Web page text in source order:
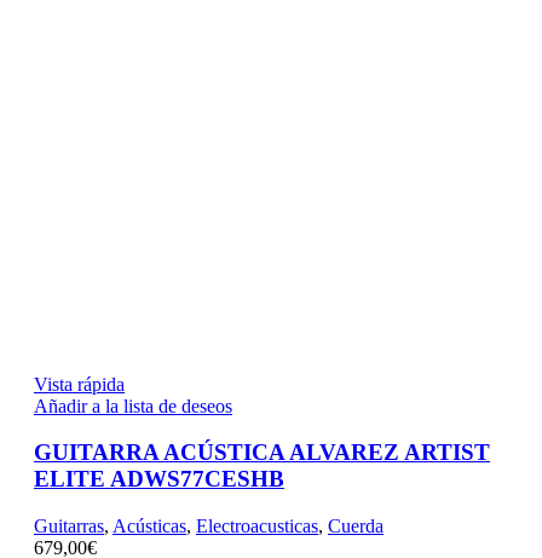
Vista rápida
Añadir a la lista de deseos
GUITARRA ACÚSTICA ALVAREZ ARTIST
ELITE ADWS77CESHB
Guitarras, Acústicas, Electroacusticas, Cuerda
679,00€